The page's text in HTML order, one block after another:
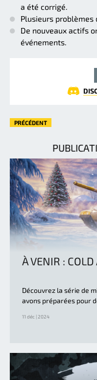
a été corrigé.
Plusieurs
De nouveaux actifs
événements.
PRÉCÉDENT
À VENIR : COLD
Découvrez la série de
avons préparées pour
11 déc | 2024